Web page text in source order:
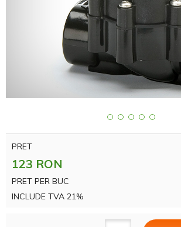
PRET
123 RON
PRET PER BUC
INCLUDE TVA 21%